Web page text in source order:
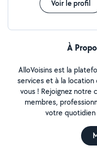
Voir le profil
À
AlloVoisins est la
services et à la
vous ! Rejoignez notre
membres,
votre